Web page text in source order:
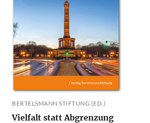
BERTELSMANN STIFTUNG (ED.)
Vielfalt statt Abgrenzung